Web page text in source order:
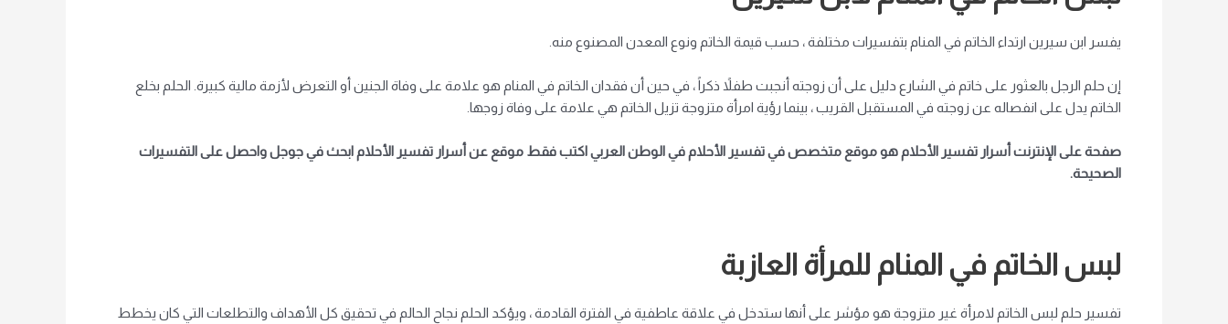
يفسر ابن سيرين ارتداء الخاتم في المنام بتفسيرات مختلفة ، حسب قيمة الخاتم ونوع المعدن المصنوع منه.
إن حلم الرجل بالعثور على خاتم في الشارع دليل على أن زوجته أنجبت طفلاً ذكراً ، في حين أن فقدان الخاتم في المنام هو علامة على وفاة الجنين أو التعرض لأزمة مالية كبيرة. الحلم بخلع
الخاتم يدل على انفصاله عن زوجته في المستقبل القريب ، بينما رؤية امرأة متزوجة تزيل الخاتم هي علامة على وفاة زوجها.
صفحة على الإنترنتأسرار تفسير الأحلام هو موقع متخصص في تفسير الأحلام في الوطن العربي اكتب فقط موقع عن أسرار تفسير الأحلام ابحث في جوجل واحصل على التفسيرات
الصحيحة.
لبس الخاتم في المنام للمرأة العازبة
تفسير حلم لبس الخاتم لامرأة غير متزوجة هو مؤشر على أنها ستدخل في علاقة عاطفية في الفترة القادمة ، ويؤكد الحلم نجاح الحالم في تحقيق كل الأهداف والتطلعات التي كان يخطط